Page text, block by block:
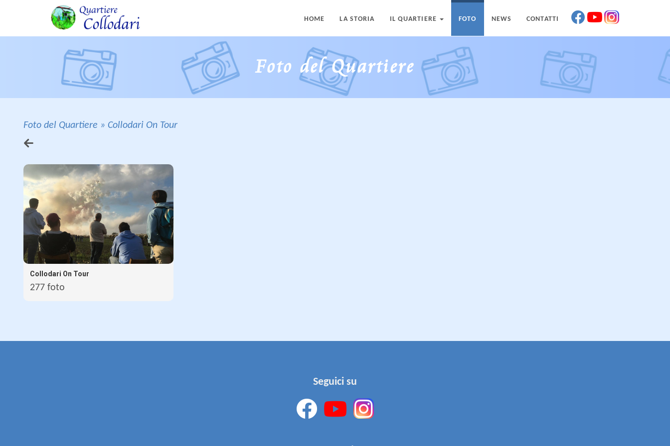
Collodari On Tour - vai alla homepage
HOME LA STORIA IL QUARTIERE FOTO NEWS CONTATTI
Foto del Quartiere
Foto del Quartiere Collodari On Tour
Collodari On Tour
277 foto
Seguici su